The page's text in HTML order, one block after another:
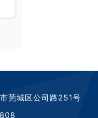
莞城区公司路251号